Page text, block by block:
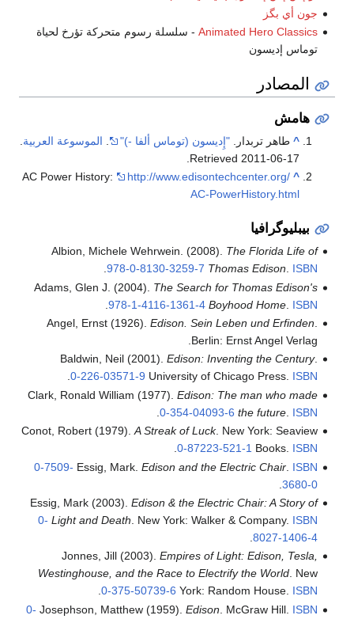
جون أي بگز
Animated Hero Classics - سلسلة رسوم متحركة تؤرخ لحياة
توماس إديسون
المصادر
هامش
^ طاهر تربدار. "إِديسون (توماس ألفا -)" الموسوعة العربية
Retrieved 2011-06-17
^
AC Power History:
http://www.edisontechcenter.org/
AC-PowerHistory.html
بيبليوگرافيا
Albion, Michele Wehrwein. (2008). The Florida Life of
Thomas Edison. ISBN
978-0-8130-3259-7
.
Adams, Glen J. (2004). The Search for Thomas Edison's
Boyhood Home. ISBN
978-1-4116-1361-4
Angel, Ernst (1926). Edison. Sein Leben und Erfinden
Berlin: Ernst Angel Verlag.
Baldwin, Neil (2001). Edison: Inventing the Century.
University of Chicago Press. ISBN
0-226-03571-9
.
Clark, Ronald William (1977). Edison: The man who made
the future. ISBN
0-354-04093-6
Conot, Robert (1979).A Streak of Luck. New York: Seaview
Books. ISBN
0-87223-521-1
.
Essig, Mark. Edison and the Electric Chair. ISBN
0-7509-
3680-0
Essig, Mark (2003). Edison & the Electric Chair: A Story of
Light and Death . New York: Walker & Company. ISBN
0-
8027-1406-4
Jonnes, Jill (2003). Empires of Light: Edison, Tesla,
Westinghouse, and the Race to Electrify the World. New
York: Random House. ISBN
0-375-50739-6
.
Josephson, Matthew (1959). Edison . McGraw Hill. ISBN
0-